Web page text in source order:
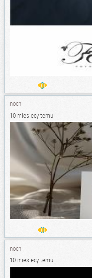
0
noon
10 miesiecy temu
0
noon
10 miesiecy temu